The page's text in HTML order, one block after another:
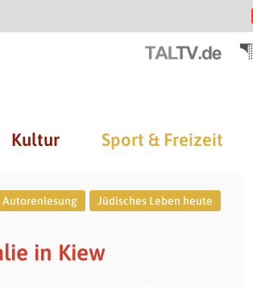
Kultur Sport & Freizeit
Autorenlesung Jüdisches Leben heute
in Kiew